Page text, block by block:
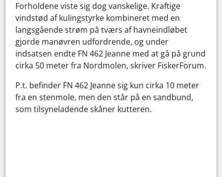
Forholdene viste sig dog vanskelige. Kraftige
vindstød af kulingstyrke kombineret med en
langsgående strøm på tværs af havneindløbet
gjorde manøvren udfordrende, og under
indsatsen endte FN 462 Jeanne med at gå på grund
cirka 50 meter fra Nordmolen, skriver FiskerForum.
P.t. befinder FN 462 Jeanne sig kun cirka 10 meter
fra en stenmole, men den står på en sandbund,
som tilsyneladende skåner kutteren.